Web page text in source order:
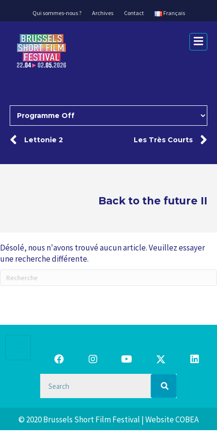
Qui sommes-nous ? Archives Contact Français
Lettonie 2 Les Très Courts
Back to the future II
Désolé, nous n'avons trouvé aucun article. Veuillez essayer
une recherche différente.
© 2020 Brussels Short Film Festival | WebsiteCOBEA